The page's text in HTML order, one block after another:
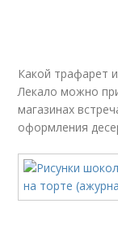
Какой трафарет
Лекало можно
магазинах
оформления